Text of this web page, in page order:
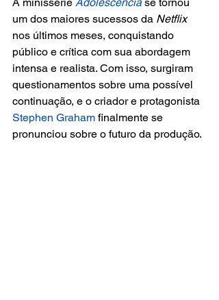
um dos maiores sucessos da Netflix
nos últimos meses, conquistando
público e crítica com sua abordagem
intensa e realista. Com isso, surgiram
questionamentos sobre uma possível
continuação, e o criador e protagonista
Stephen Graham finalmente se
pronunciou sobre o futuro da produção.